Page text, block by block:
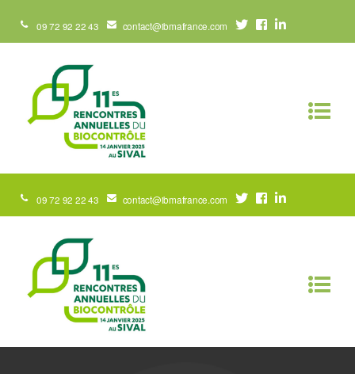
09 72 92 22 43 contact@ibmafrance.com
09 72 92 22 43 contact@ibmafrance.com